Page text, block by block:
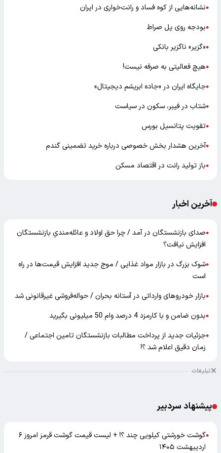
●نشانه‌هایی از کوه فساد و رانت‌خواری در ایران
●بودجه روی پل صراط
●«گزیر» ناگزیر بانکی
●هیچ فعالیتی به صرفه نیست!
●جایگاه ایران در «جاده ابریشم دیجیتال»
●شتاب در فیبر، سکون در سیاست
●تقویت پتانسیل بورس
●آخرین هشدار بخش خصوصی درباره خرید تضمینی گندم
●باز تولید رانت در اقتصاد مسکن
آخرین اخبار
●صدای بازنشستگان در آمد / چرا حق اولاد و عائله‌مندیِ بازنشستگان
افزایش نیافت؟
●شوک بزرگ در بازار مواد غذایی / موج جدید افزایش قیمت‌ها در راه
است
●بازار خودرو‌های وارداتی در آستانه بحران / حواله‌فروشی غیرقانونی شد
●بدون ضامن و با کارمزد 4 درصد وام 50 میلیونی بگیرید
●جزئیات جدید از پرداخت مطالبات بازنشستگان تامین اجتماعی /
زمان دقیق اعلام شد ؟!
تبلیغات
پیشنهاد سردبیر
●
گوشت خورشتی کیلویی چند ؟! + لیست قیمت گوشت قرمز امروز ۶
اردیبهشت ۱۴۰۵